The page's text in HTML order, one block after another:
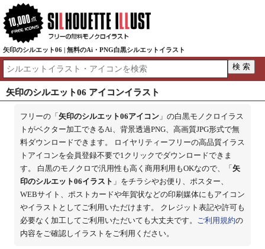
矢印のシルエット06 | 無料のAi・PNG白黒シルエットイラスト
矢印のシルエット06 アイコンイラスト
フリーの「 矢印のシルエット06アイコン」の白黒モノクロイラス
トがベクター加工できるAi、背景透過PNG、高画質JPG形式で無
料ダウンロードできます。 ロイヤリティーフリーの高品質イラス
トアイコンを会員登録不要で1クリックでダウンロードできま
す。 白黒のモノクロで汎用性も高く商用利用もOKなので、「 矢
印のシルエット06イラスト 」をチラシやお便り、ポスター、
WEBサイト、ポストカードや年賀状などの印刷媒体にもアイコン
やイラストとしてご利用いただけます。 クレジット表記や許可も
必要なく加工してご利用いただいても大丈夫です。 ご利用規約の
内容をご確認しイラストをご利用ください。